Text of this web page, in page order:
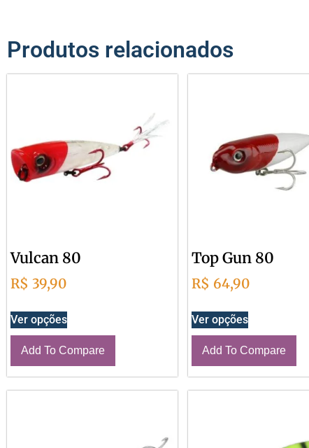
Produtos relacionados
Vulcan 80
R$ 39,90
Ver opções
Add To Compare
Top Gun 80
R$ 64,90
Ver opções
Add To Compare